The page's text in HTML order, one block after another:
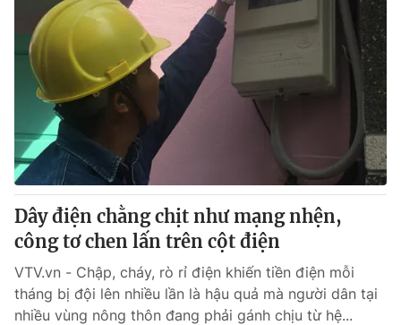
® Cấm sao chép dưới mọi hình thức nếu không có sự chấp
thuận bằng văn bản. Ghi rõ nguồn VTV.vn khi phát hành lại
thông tin từ website này.
Dây điện chằng chịt như mạng nhện,
công tơ chen lấn trên cột điện
VTV.vn - Chập, cháy, rò rỉ điện khiến tiền điện mỗi
tháng bị đội lên nhiều lần là hậu quả mà người dân tại
nhiều vùng nông thôn đang phải gánh chịu từ hệ...